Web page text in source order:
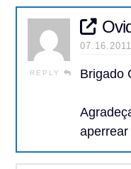
REPLY Brigado